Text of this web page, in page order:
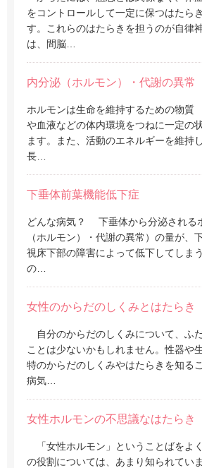
をコントロールして一定に保つはたら
す。これらのはたらきを担うのが自律
は、間脳…
内分泌（ホルモン）・代謝の異常
ホルモンは生命を維持するための物
や血液などの体内環境をつねに一定の
ます。また、活動のエネルギーを維持
長…
下垂体前葉機能低下症
どんな病気？ 下垂体から分泌される
（ホルモン）・代謝の異常）の量が、
視床下部の障害によって低下してし
の…
女性のからだのしくみとはたらき
自分のからだのしくみについて、ふ
ことは少ないかもしれません。性器や
特のからだのしくみやはたらきを知る
病気…
女性ホルモンの不思議なはたらき
「女性ホルモン」ということばをよ
の役割については、あまり知られてい